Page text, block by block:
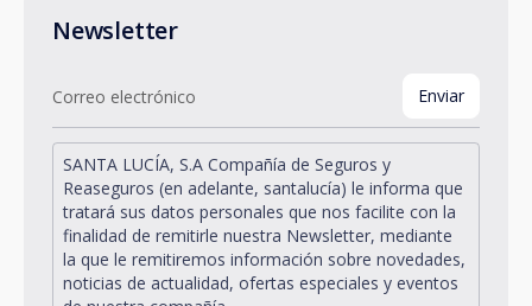
Newsletter
SANTA LUCÍA, S.A Compañía de Seguros y
Reaseguros (en adelante, santalucía) le informa que
tratará sus datos personales que nos facilite con la
finalidad de remitirle nuestra Newsletter, mediante
la que le remitiremos información sobre novedades,
noticias de actualidad, ofertas especiales y eventos